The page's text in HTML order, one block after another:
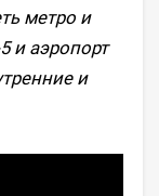
метро и
и аэропорт
и